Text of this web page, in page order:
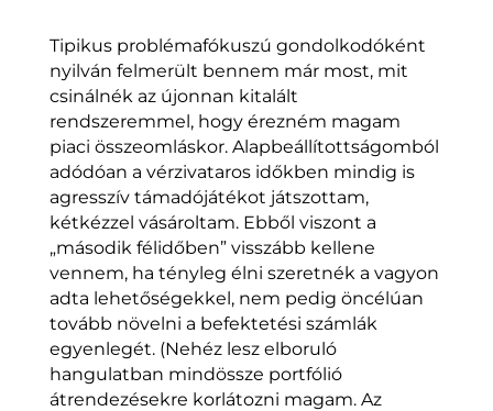
Tipikus problémafókuszú gondolkodóként
nyilván felmerült bennem már most, mit
csinálnék az újonnan kitalált
rendszeremmel, hogy érezném magam
piaci összeomláskor. Alapbeállítottságomból
adódóan a vérzivataros időkben mindig is
agresszív támadójátékot játszottam,
kétkézzel vásároltam. Ebből viszont a
„második félidőben” visszább kellene
vennem, ha tényleg élni szeretnék a vagyon
adta lehetőségekkel, nem pedig öncélúan
tovább növelni a befektetési számlák
egyenlegét. (Nehéz lesz elboruló
hangulatban mindössze portfólió
átrendezésekre korlátozni magam. Az